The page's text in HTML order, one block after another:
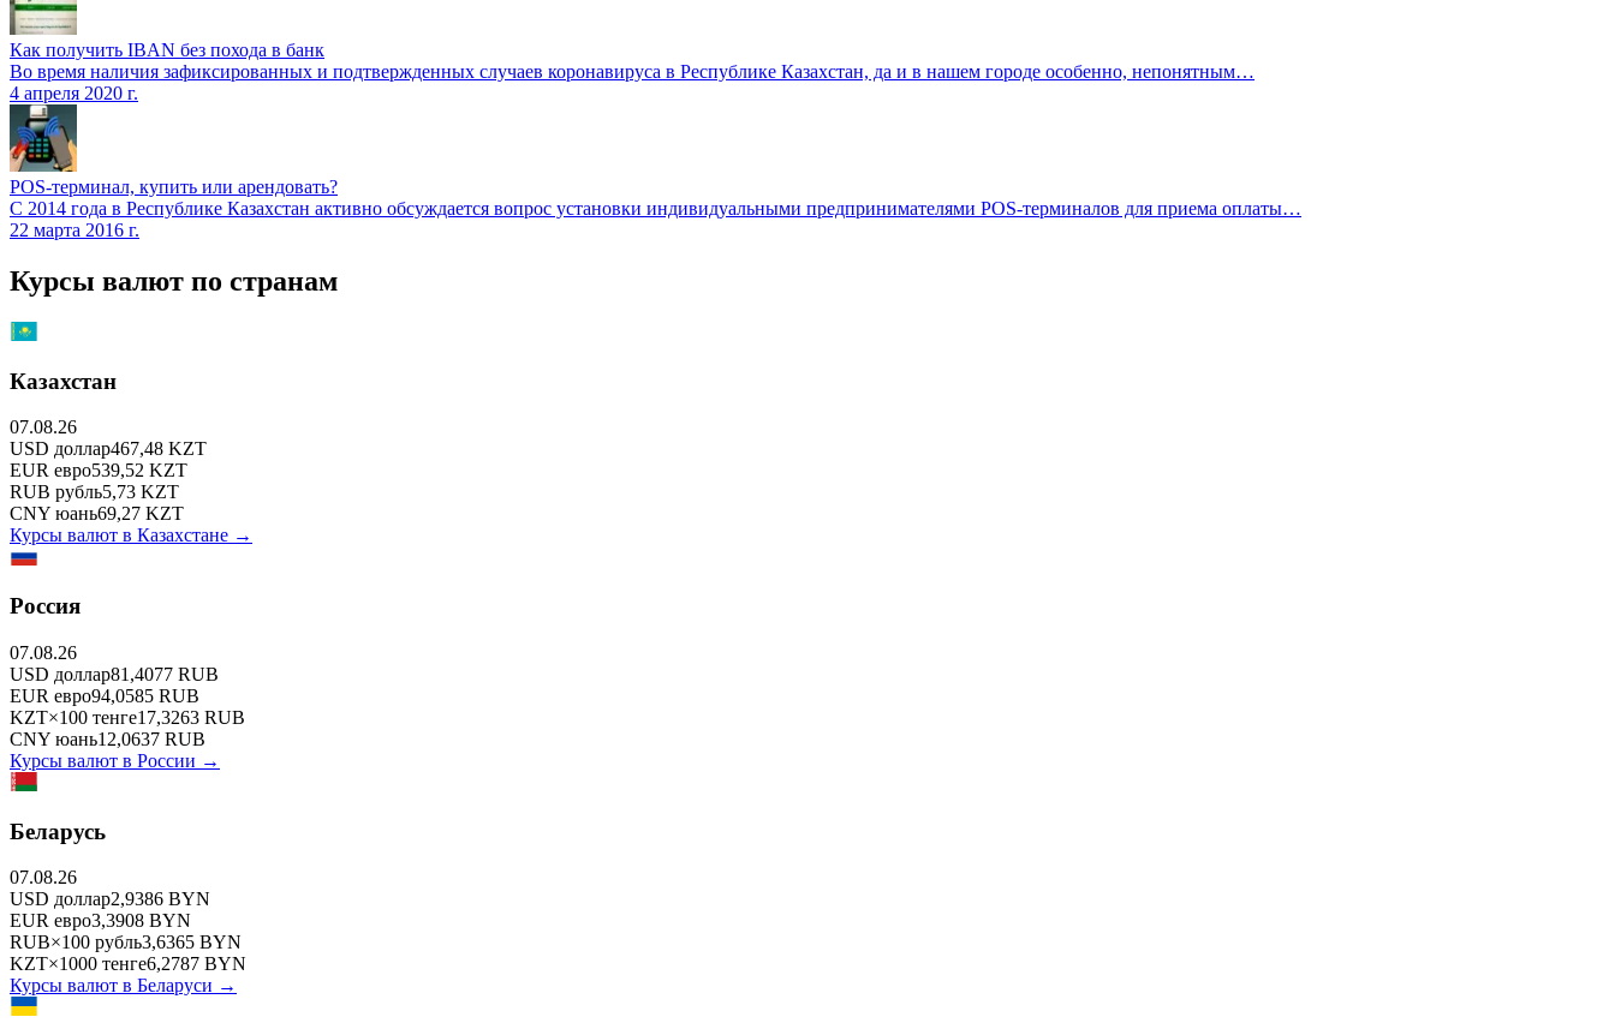
Как получить IBAN без похода в банк
Во время наличия зафиксированных и подтвержденных случаев коронавируса в Республике Казахстан, да и в нашем городе особенно, непонятным…
4 апреля 2020 г.
POS-терминал, купить или арендовать?
С 2014 года в Республике Казахстан активно обсуждается вопрос установки индивидуальными предпринимателями POS-терминалов для приема оплаты…
22 марта 2016 г.
Курсы валют по странам
Казахстан
07.08.26
USD доллар467,48 KZT
EUR евро539,52 KZT
RUB рубль5,73 KZT
CNY юань69,27 KZT
Курсы валют в Казахстане →
Россия
07.08.26
USD доллар81,4077 RUB
EUR евро94,0585 RUB
KZT×100 тенге17,3263 RUB
CNY юань12,0637 RUB
Курсы валют в России →
Беларусь
07.08.26
USD доллар2,9386 BYN
EUR евро3,3908 BYN
RUB×100 рубль3,6365 BYN
KZT×1000 тенге6,2787 BYN
Курсы валют в Беларуси →